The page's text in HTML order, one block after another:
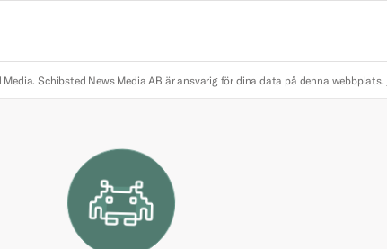
Media. Schibsted News Media AB är ansvarig för dina data på denna webbplats.